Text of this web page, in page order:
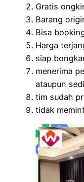
Gratis
Barang
Bisa
Harga
siap
menerima
ataupun
tim sudah
tidak